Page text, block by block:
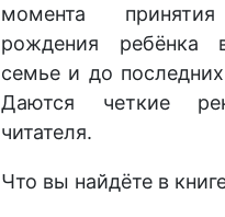
момента
рождения ребёнка
семье и до
Даются четкие
читателя.
Что вы найдёте в